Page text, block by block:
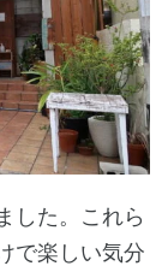
した。これら
で楽しい気分